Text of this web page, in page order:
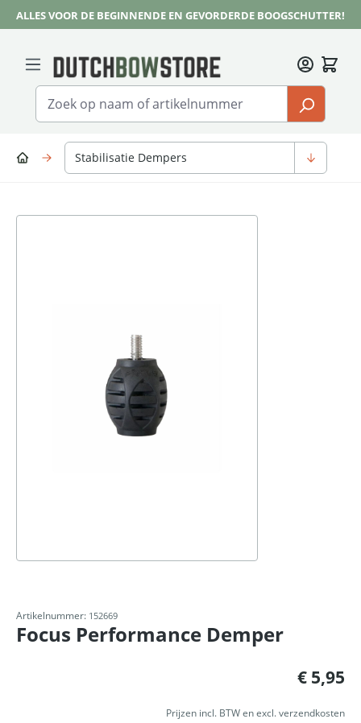
Ga naar de hoofdinhoud
ALLES VOOR DE BEGINNENDE EN GEVORDERDE BOOGSCHUTTER!
Stabilisatie Dempers
Afbeeldingengalerij overslaan
Artikelnummer: 152669
Focus Performance Demper
€ 5,95
Prijzen incl. BTW en excl. verzendkosten